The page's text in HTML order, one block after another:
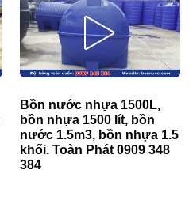
Bồn nước nhựa 1500L,
bồn nhựa 1500 lít, bồn
nước 1.5m3, bồn nhựa 1.5
khối. Toàn Phát 0909 348
384